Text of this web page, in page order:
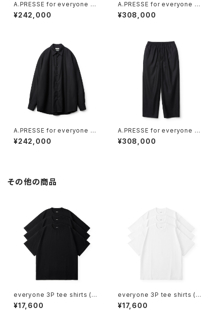
A.PRESSE for everyone Ca
shmere Regular Collar Shir
t (CHARCOAL)
¥242,000
A.PRESSE for everyone Ca
shmere Easy Trousers (CH
ARCOAL)
¥308,000
A.PRESSE for everyone Ca
shmere Regular Collar Shir
t (BLACK)
¥242,000
A.PRESSE for everyone Ca
shmere Easy Trousers (BL
ACK)
¥308,000
その他の商品
everyone 3P tee shirts (BL
ACK)
¥17,600
everyone 3P tee shirts (W
HITE)
¥17,600